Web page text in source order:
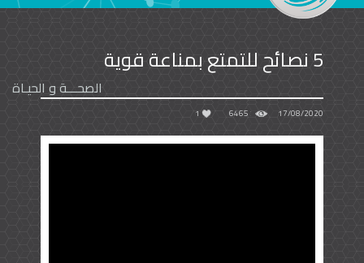
5 نصائح للتمتع بمناعة قوية
الصحـــة و الحيـاة
17/08/2020
6465
1